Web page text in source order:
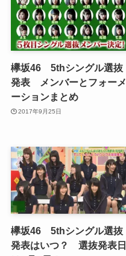
欅坂46 5thシングル選抜
発表 メンバーとフォーメ
ーションまとめ
2017年9月25日
欅坂46 5thシングル選抜
発表はいつ？ 選抜発表日